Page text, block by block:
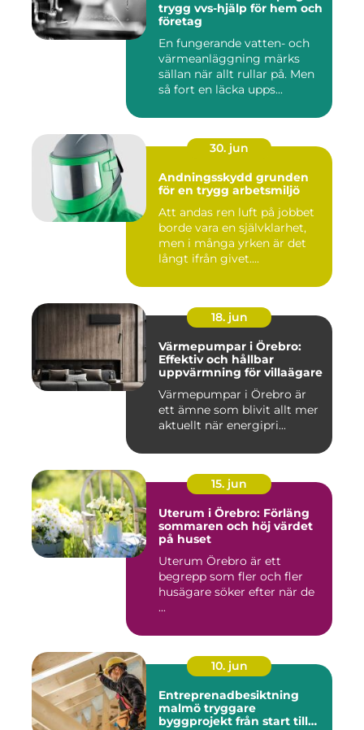
trygg vvs-hjälp för hem och
företag
En fungerande vatten- och
värmeanläggning märks
sällan när allt rullar på. Men
så fort en läcka upps...
30. jun
Andningsskydd grunden
för en trygg arbetsmiljö
Att andas ren luft på jobbet
borde vara en självklarhet,
men i många yrken är det
långt ifrån givet....
18. jun
Värmepumpar i Örebro:
Effektiv och hållbar
uppvärmning för villaägare
Värmepumpar i Örebro är
ett ämne som blivit allt mer
aktuellt när energipri...
15. jun
Uterum i Örebro: Förläng
sommaren och höj värdet
på huset
Uterum Örebro är ett
begrepp som fler och fler
husägare söker efter när de
...
10. jun
Entreprenadbesiktning
malmö tryggare
byggprojekt från start till